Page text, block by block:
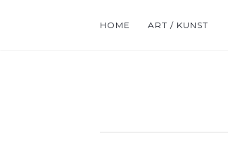
HOME ART / KUNST